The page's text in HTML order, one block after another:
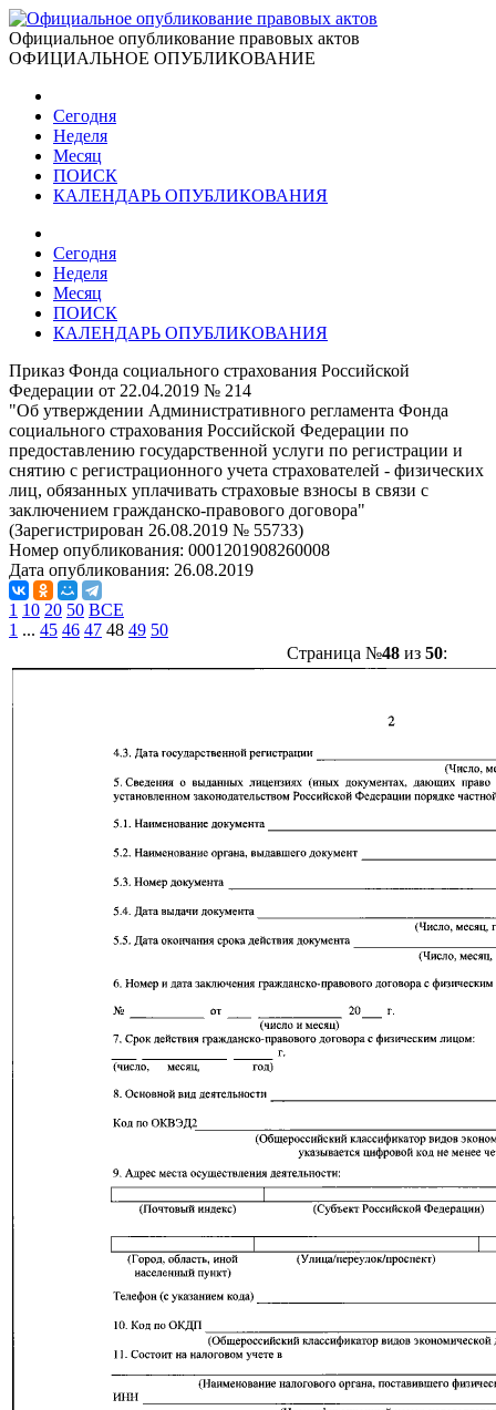
Официальное опубликование правовых актов
ОФИЦИАЛЬНОЕ ОПУБЛИКОВАНИЕ
Сегодня
Неделя
Месяц
ПОИСК
КАЛЕНДАРЬ ОПУБЛИКОВАНИЯ
Сегодня
Неделя
Месяц
ПОИСК
КАЛЕНДАРЬ ОПУБЛИКОВАНИЯ
Приказ Фонда социального страхования Российской
Федерации от 22.04.2019 № 214
"Об утверждении Административного регламента Фонда
социального страхования Российской Федерации по
предоставлению государственной услуги по регистрации и
снятию с регистрационного учета страхователей - физических
лиц, обязанных уплачивать страховые взносы в связи с
заключением гражданско-правового договора"
(Зарегистрирован 26.08.2019 № 55733)
Номер опубликования: 0001201908260008
Дата опубликования: 26.08.2019
1 10 20 50 ВСЕ
1 ... 45 46 47 48 49 50
Страница №48из 50: